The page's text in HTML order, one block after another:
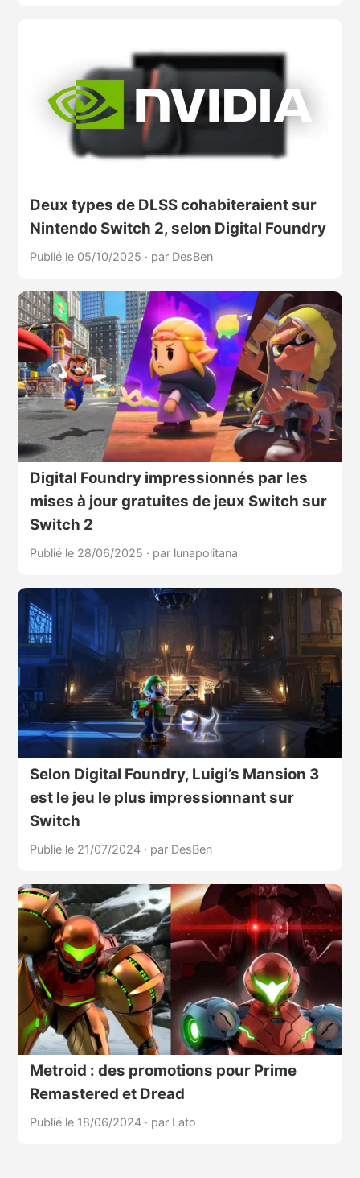
Deux types de DLSS cohabiteraient sur
Nintendo Switch 2, selon Digital Foundry
Publié le 05/10/2025 · par DesBen
Digital Foundry impressionnés par les
mises à jour gratuites de jeux Switch sur
Switch 2
Publié le 28/06/2025 · par lunapolitana
Selon Digital Foundry, Luigi’s Mansion 3
est le jeu le plus impressionnant sur
Switch
Publié le 21/07/2024 · par DesBen
Metroid : des promotions pour Prime
Remastered et Dread
Publié le 18/06/2024 · par Lato